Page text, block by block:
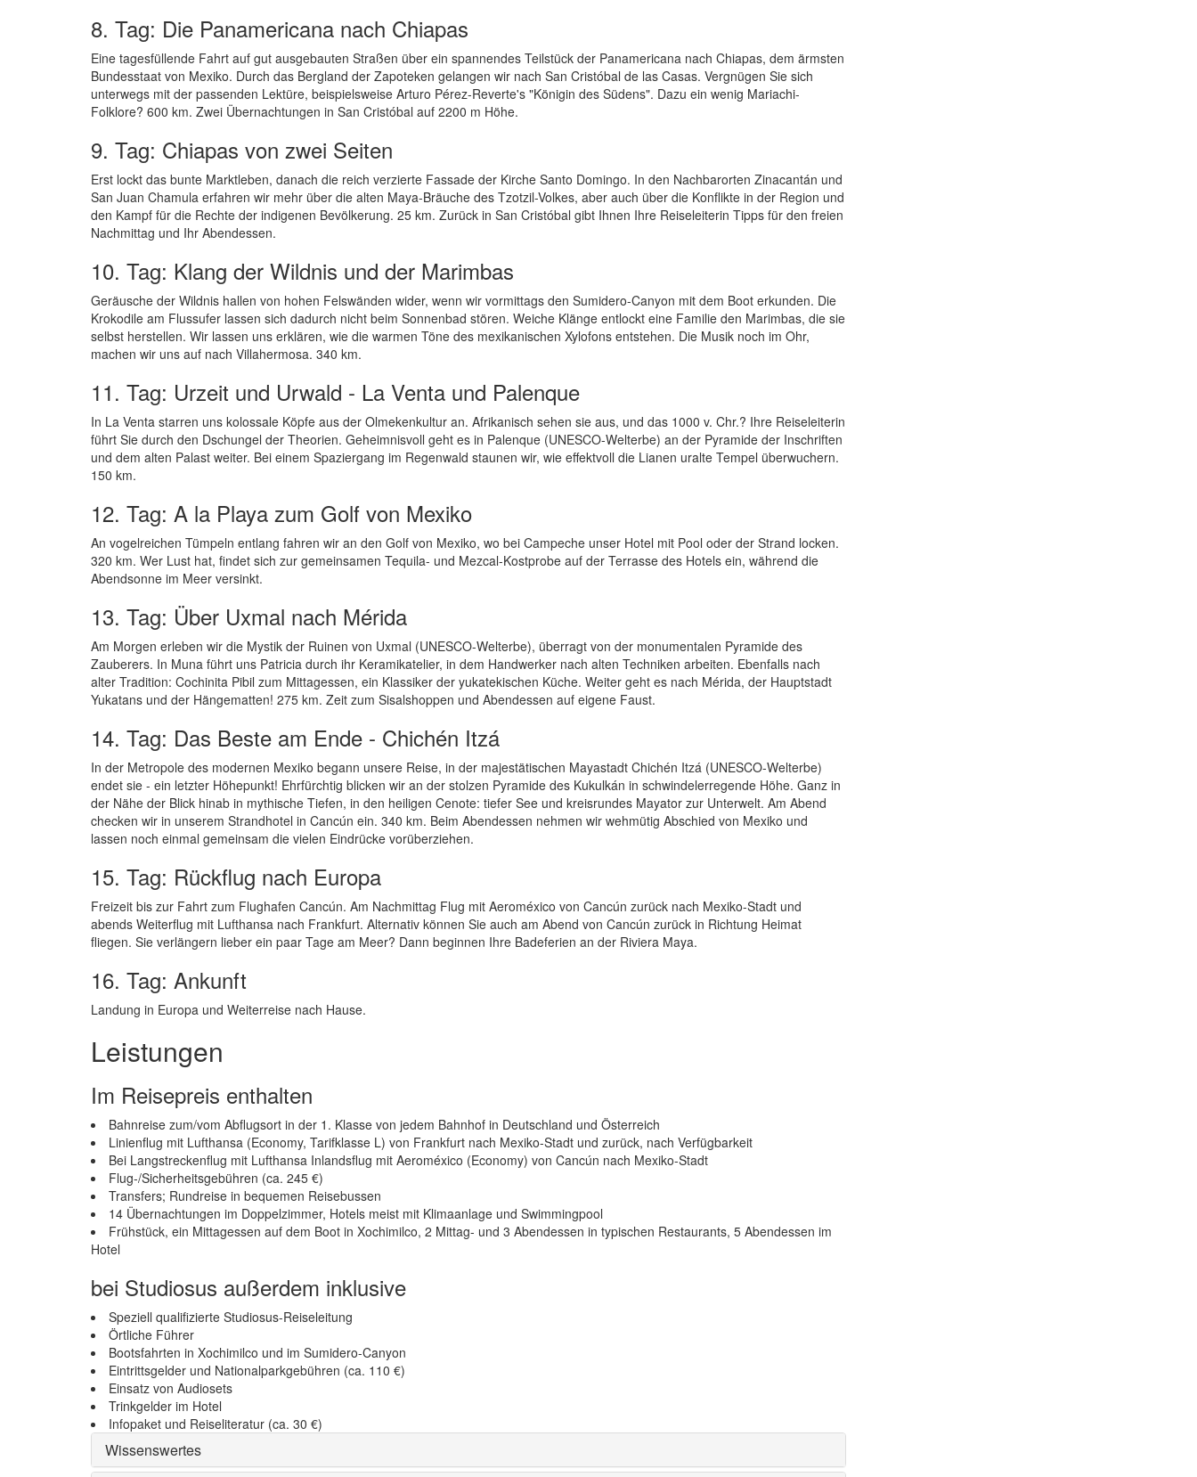
8. Tag: Die Panamericana nach Chiapas
Eine tagesfüllende Fahrt auf gut ausgebauten Straßen über ein spannendes Teilstück der Panamericana nach Chiapas, dem ärmsten
Bundesstaat von Mexiko. Durch das Bergland der Zapoteken gelangen wir nach San Cristóbal de las Casas. Vergnügen Sie sich
unterwegs mit der passenden Lektüre, beispielsweise Arturo Pérez-Reverte's "Königin des Südens". Dazu ein wenig Mariachi-
Folklore? 600 km. Zwei Übernachtungen in San Cristóbal auf 2200 m Höhe.
9. Tag: Chiapas von zwei Seiten
Erst lockt das bunte Marktleben, danach die reich verzierte Fassade der Kirche Santo Domingo. In den Nachbarorten Zinacantán und
San Juan Chamula erfahren wir mehr über die alten Maya-Bräuche des Tzotzil-Volkes, aber auch über die Konflikte in der Region und
den Kampf für die Rechte der indigenen Bevölkerung. 25 km. Zurück in San Cristóbal gibt Ihnen Ihre Reiseleiterin Tipps für den freien
Nachmittag und Ihr Abendessen.
10. Tag: Klang der Wildnis und der Marimbas
Geräusche der Wildnis hallen von hohen Felswänden wider, wenn wir vormittags den Sumidero-Canyon mit dem Boot erkunden. Die
Krokodile am Flussufer lassen sich dadurch nicht beim Sonnenbad stören. Weiche Klänge entlockt eine Familie den Marimbas, die sie
selbst herstellen. Wir lassen uns erklären, wie die warmen Töne des mexikanischen Xylofons entstehen. Die Musik noch im Ohr,
machen wir uns auf nach Villahermosa. 340 km.
11. Tag: Urzeit und Urwald - La Venta und Palenque
In La Venta starren uns kolossale Köpfe aus der Olmekenkultur an. Afrikanisch sehen sie aus, und das 1000 v. Chr.? Ihre Reiseleiterin
führt Sie durch den Dschungel der Theorien. Geheimnisvoll geht es in Palenque (UNESCO-Welterbe) an der Pyramide der Inschriften
und dem alten Palast weiter. Bei einem Spaziergang im Regenwald staunen wir, wie effektvoll die Lianen uralte Tempel überwuchern.
150 km.
12. Tag: A la Playa zum Golf von Mexiko
An vogelreichen Tümpeln entlang fahren wir an den Golf von Mexiko, wo bei Campeche unser Hotel mit Pool oder der Strand locken.
320 km. Wer Lust hat, findet sich zur gemeinsamen Tequila- und Mezcal-Kostprobe auf der Terrasse des Hotels ein, während die
Abendsonne im Meer versinkt.
13. Tag: Über Uxmal nach Mérida
Am Morgen erleben wir die Mystik der Ruinen von Uxmal (UNESCO-Welterbe), überragt von der monumentalen Pyramide des
Zauberers. In Muna führt uns Patricia durch ihr Keramikatelier, in dem Handwerker nach alten Techniken arbeiten. Ebenfalls nach
alter Tradition: Cochinita Pibil zum Mittagessen, ein Klassiker der yukatekischen Küche. Weiter geht es nach Mérida, der Hauptstadt
Yukatans und der Hängematten! 275 km. Zeit zum Sisalshoppen und Abendessen auf eigene Faust.
14. Tag: Das Beste am Ende - Chichén Itzá
In der Metropole des modernen Mexiko begann unsere Reise, in der majestätischen Mayastadt Chichén Itzá (UNESCO-Welterbe)
endet sie - ein letzter Höhepunkt! Ehrfürchtig blicken wir an der stolzen Pyramide des Kukulkán in schwindelerregende Höhe. Ganz in
der Nähe der Blick hinab in mythische Tiefen, in den heiligen Cenote: tiefer See und kreisrundes Mayator zur Unterwelt. Am Abend
checken wir in unserem Strandhotel in Cancún ein. 340 km. Beim Abendessen nehmen wir wehmütig Abschied von Mexiko und
lassen noch einmal gemeinsam die vielen Eindrücke vorüberziehen.
15. Tag: Rückflug nach Europa
Freizeit bis zur Fahrt zum Flughafen Cancún. Am Nachmittag Flug mit Aeroméxico von Cancún zurück nach Mexiko-Stadt und
abends Weiterflug mit Lufthansa nach Frankfurt. Alternativ können Sie auch am Abend von Cancún zurück in Richtung Heimat
fliegen. Sie verlängern lieber ein paar Tage am Meer? Dann beginnen Ihre Badeferien an der Riviera Maya.
16. Tag: Ankunft
Landung in Europa und Weiterreise nach Hause.
Leistungen
Im Reisepreis enthalten
Bahnreise zum/vom Abflugsort in der 1. Klasse von jedem Bahnhof in Deutschland und Österreich
Linienflug mit Lufthansa (Economy, Tarifklasse L) von Frankfurt nach Mexiko-Stadt und zurück, nach Verfügbarkeit
Bei Langstreckenflug mit Lufthansa Inlandsflug mit Aeroméxico (Economy) von Cancún nach Mexiko-Stadt
Flug-/Sicherheitsgebühren (ca. 245 €)
Transfers; Rundreise in bequemen Reisebussen
14 Übernachtungen im Doppelzimmer, Hotels meist mit Klimaanlage und Swimmingpool
Frühstück, ein Mittagessen auf dem Boot in Xochimilco, 2 Mittag- und 3 Abendessen in typischen Restaurants, 5 Abendessen im
Hotel
bei Studiosus außerdem inklusive
Speziell qualifizierte Studiosus-Reiseleitung
Örtliche Führer
Bootsfahrten in Xochimilco und im Sumidero-Canyon
Eintrittsgelder und Nationalparkgebühren (ca. 110 €)
Einsatz von Audiosets
Trinkgelder im Hotel
Infopaket und Reiseliteratur (ca. 30 €)
Wissenswertes